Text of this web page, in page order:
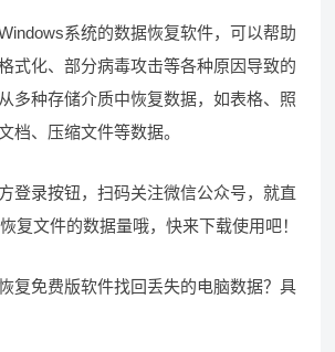
系统的数据恢复软件，可以帮助
式化、部分病毒攻击等各种原因导致的
多种存储介质中恢复数据，如表格、照
档、压缩文件等数据。
登录按钮，扫码关注微信公众号，就直
复文件的数据量哦，快来下载使用吧！
复免费版软件找回丢失的电脑数据？具